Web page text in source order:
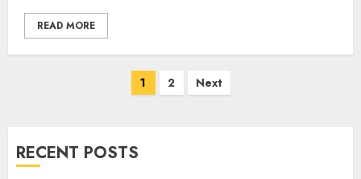
READ MORE
1 2 Next
RECENT POSTS